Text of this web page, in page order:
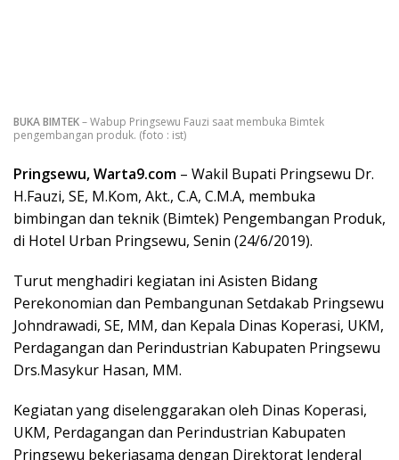
BUKA BIMTEK– Wabup Pringsewu Fauzi saat membuka Bimtek
pengembangan produk. (foto : ist)
Pringsewu, Warta9.com – Wakil Bupati Pringsewu Dr.
H.Fauzi, SE, M.Kom, Akt., C.A, C.M.A, membuka
bimbingan dan teknik (Bimtek) Pengembangan Produk,
di Hotel Urban Pringsewu, Senin (24/6/2019).
Turut menghadiri kegiatan ini Asisten Bidang
Perekonomian dan Pembangunan Setdakab Pringsewu
Johndrawadi, SE, MM, dan Kepala Dinas Koperasi, UKM,
Perdagangan dan Perindustrian Kabupaten Pringsewu
Drs.Masykur Hasan, MM.
Kegiatan yang diselenggarakan oleh Dinas Koperasi,
UKM, Perdagangan dan Perindustrian Kabupaten
Pringsewu bekerjasama dengan Direktorat Jenderal